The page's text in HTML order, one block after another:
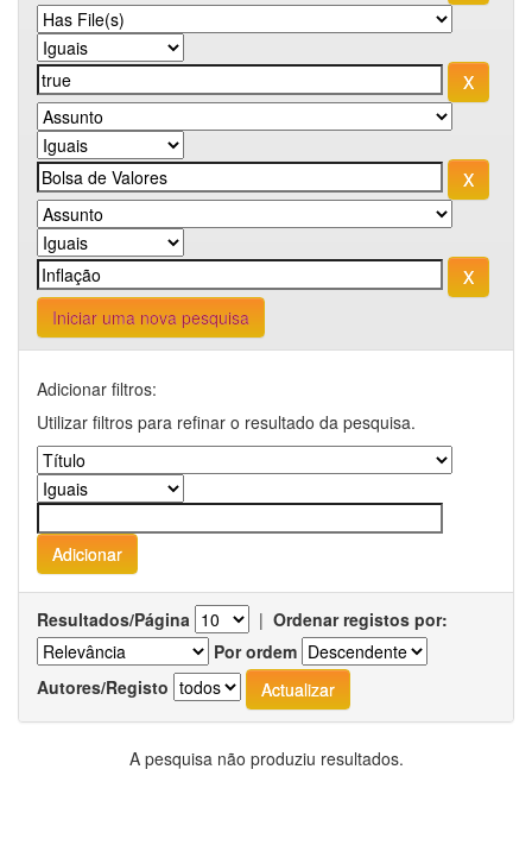
Iniciar uma nova pesquisa
Adicionar filtros:
Utilizar filtros para refinar o resultado da pesquisa.
Resultados/Página | Ordenar registos por:
Por ordem
Autores/Registo
A pesquisa não produziu resultados.